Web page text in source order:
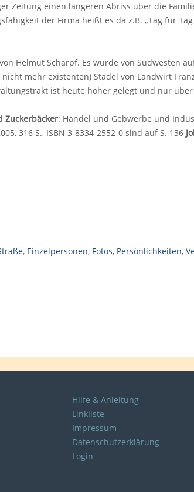
Zeitung einen längeren Abriss über die
der Firma heißt es da z.B. „Tag für
Helmut Scharpf. Es wurde von Südwesten
mehr existenten) Stadel von Landwirt
ist heute höher gelegt und nur
Zuckerbäcker: Handel und Gebwerbe und
316 S., ISBN 3-8334-2552-0 sind auf S. 136
, Einzelpersonen, Fotos, Persönlichkeiten,
Hilfe & Anleitung
Linkliste
Impressum
Datenschutzerklärung
Login